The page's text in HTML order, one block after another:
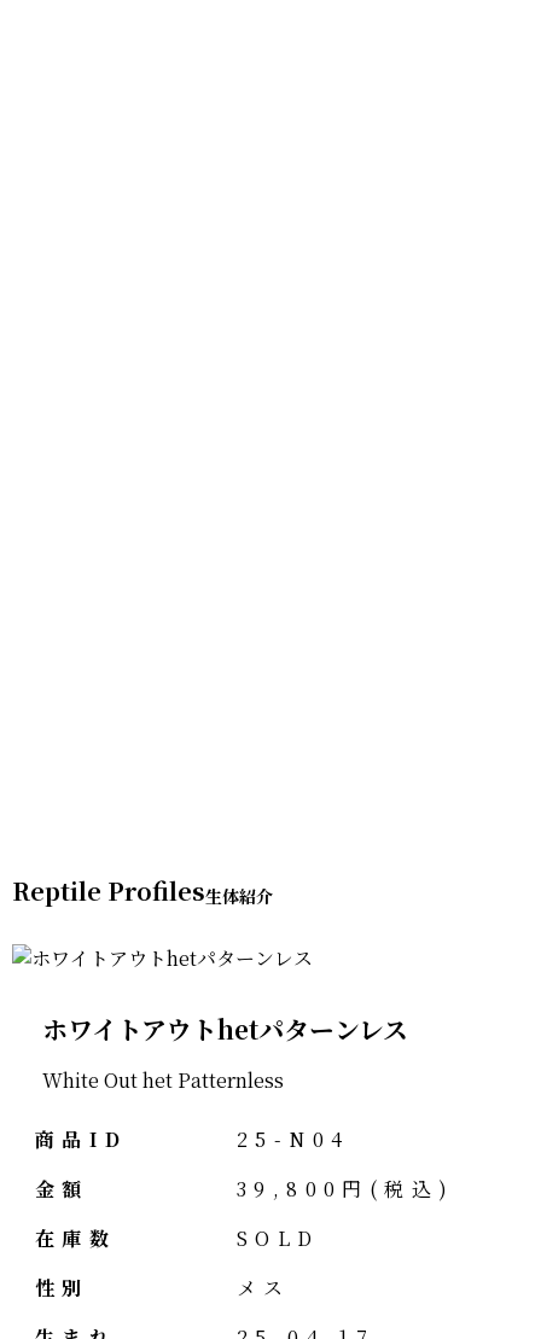
Reptile Profiles
ホワイトアウトhetパターンレス
White Out het Patternless
商品ID
25-N04
金額
39,800円(税込)
在庫数
SOLD
性別
メス